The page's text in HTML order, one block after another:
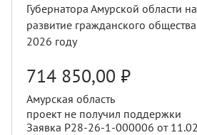
Губернатора Амурской области на
развитие гражданского
2026 году
714 850,00 ₽
Амурская область
проект не получил поддержки
Заявка Р28-26-1-000006 от